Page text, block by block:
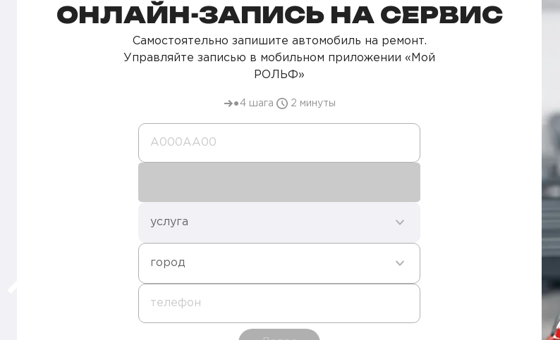
ОНЛАЙН-ЗАПИСЬ НА СЕРВИС
Самостоятельно запишите автомобиль на ремонт.
Управляйте записью в мобильном приложении «Мой
РОЛЬФ»
4 шага 2 минуты
А000AA00
услуга
город
телефон